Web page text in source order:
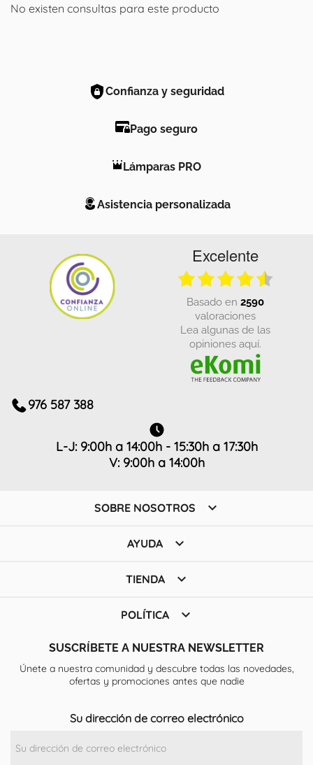
No existen consultas para este producto
Confianza y seguridad
Pago seguro
Lámparas PRO
Asistencia personalizada
Excelente
basado en 2590
valoraciones
Lea algunas de las
opiniones aquí.
976 587 388
L-J: 9:00h a 14:00h - 15:30h a 17:30h
V: 9:00h a 14:00h
SOBRE NOSOTROS 
AYUDA 
TIENDA 
POLÍTICA 
SUSCRÍBETE A NUESTRA NEWSLETTER
Únete a nuestra comunidad y descubre todas las novedades,
ofertas y promociones antes que nadie
Su dirección de correo electrónico